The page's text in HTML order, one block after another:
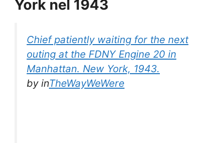
York nel 1943
Chief patiently waiting for the next
outing at the FDNY Engine 20 in
Manhattan. New York, 1943.
byinTheWayWeWere